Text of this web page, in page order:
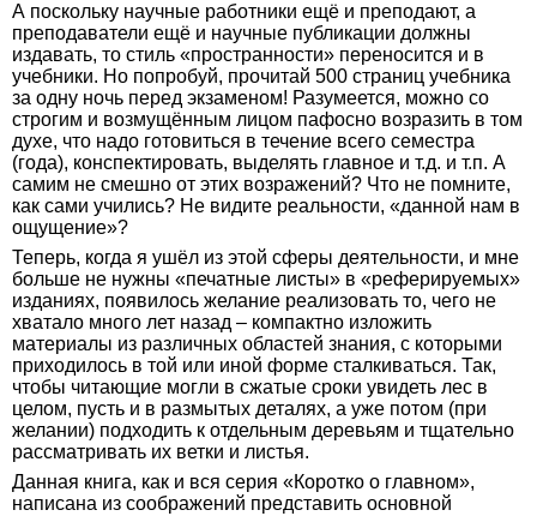
А поскольку научные работники ещё и преподают, а
преподаватели ещё и научные публикации должны
издавать, то стиль «пространности» переносится и в
учебники. Но попробуй, прочитай 500 страниц учебника
за одну ночь перед экзаменом! Разумеется, можно со
строгим и возмущённым лицом пафосно возразить в том
духе, что надо готовиться в течение всего семестра
(года), конспектировать, выделять главное и т.д. и т.п. А
самим не смешно от этих возражений? Что не помните,
как сами учились? Не видите реальности, «данной нам в
ощущение»?
Теперь, когда я ушёл из этой сферы деятельности, и мне
больше не нужны «печатные листы» в «реферируемых»
изданиях, появилось желание реализовать то, чего не
хватало много лет назад – компактно изложить
материалы из различных областей знания, с которыми
приходилось в той или иной форме сталкиваться. Так,
чтобы читающие могли в сжатые сроки увидеть лес в
целом, пусть и в размытых деталях, а уже потом (при
желании) подходить к отдельным деревьям и тщательно
рассматривать их ветки и листья.
Данная книга, как и вся серия «Коротко о главном»,
написана из соображений представить основной